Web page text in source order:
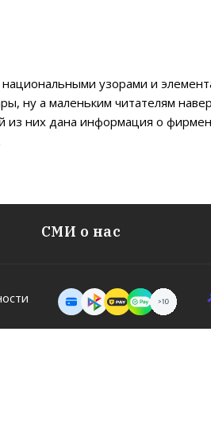
узорами и
ну а маленьким читателям
из них дана информация о
СМИ о нас